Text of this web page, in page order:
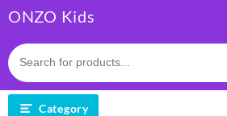
to
content
ONZO Kids
Category